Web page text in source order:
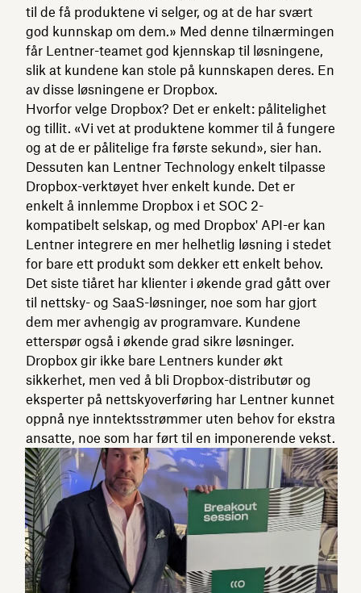
til de få produktene vi selger, og at de har svært
god kunnskap om dem.» Med denne tilnærmingen
får Lentner-teamet god kjennskap til løsningene,
slik at kundene kan stole på kunnskapen deres. En
av disse løsningene er Dropbox.
Hvorfor velge Dropbox? Det er enkelt: pålitelighet
og tillit. «Vi vet at produktene kommer til å fungere
og at de er pålitelige fra første sekund», sier han.
Dessuten kan Lentner Technology enkelt tilpasse
Dropbox-verktøyet hver enkelt kunde. Det er
enkelt å innlemme Dropbox i et SOC 2-
kompatibelt selskap, og med Dropbox' API-er kan
Lentner integrere en mer helhetlig løsning i stedet
for bare ett produkt som dekker ett enkelt behov.
Det siste tiåret har klienter i økende grad gått over
til nettsky- og SaaS-løsninger, noe som har gjort
dem mer avhengig av programvare. Kundene
etterspør også i økende grad sikre løsninger.
Dropbox gir ikke bare Lentners kunder økt
sikkerhet, men ved å bli Dropbox-distributør og
eksperter på nettskyoverføring har Lentner kunnet
oppnå nye inntektsstrømmer uten behov for ekstra
ansatte, noe som har ført til en imponerende vekst.